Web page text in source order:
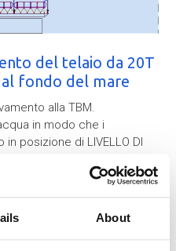
About
del telaio da 20T
fondo del mare
alla TBM.
in modo che i
posizione di LIVELLO DI
in modo che i
in posizione di LIVELLO